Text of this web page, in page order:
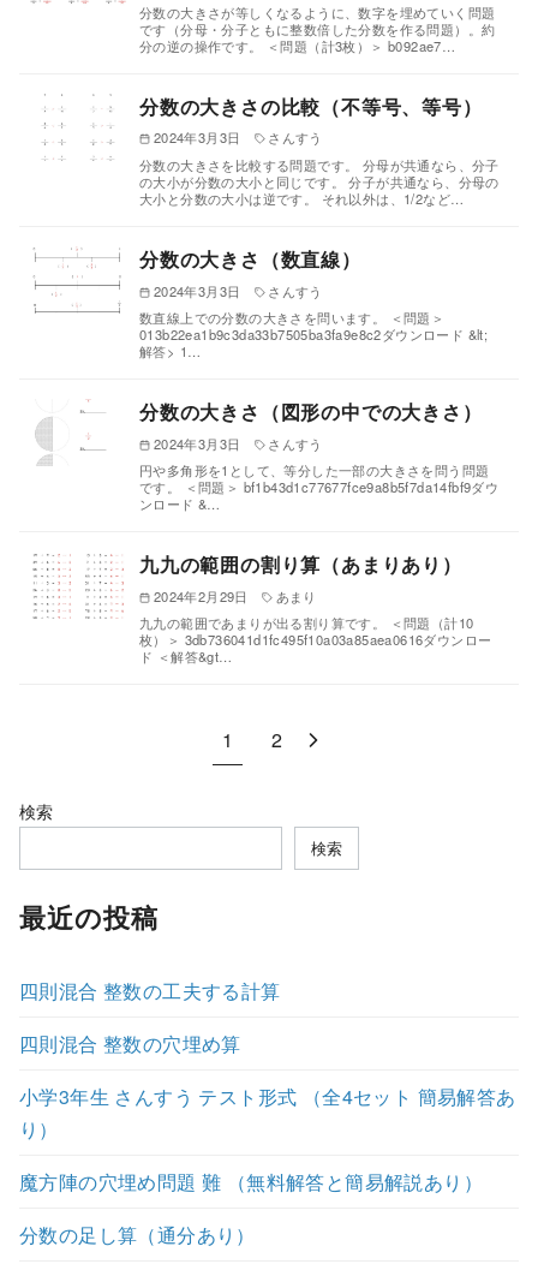
分数の大きさが等しくなるように、数字を埋めていく問題
です（分母・分子ともに整数倍した分数を作る問題）。約
分の逆の操作です。 ＜問題（計3枚）＞ b092ae7…
分数の大きさの比較（不等号、等号）
2024年3月3日
さんすう
分数の大きさを比較する問題です。 分母が共通なら、分子
の大小が分数の大小と同じです。 分子が共通なら、分母の
大小と分数の大小は逆です。 それ以外は、1/2など…
分数の大きさ（数直線）
2024年3月3日
さんすう
数直線上での分数の大きさを問います。 ＜問題＞
013b22ea1b9c3da33b7505ba3fa9e8c2ダウンロード &lt;
解答> 1…
分数の大きさ（図形の中での大きさ）
2024年3月3日
さんすう
円や多角形を1として、等分した一部の大きさを問う問題
です。 ＜問題＞ bf1b43d1c77677fce9a8b5f7da14fbf9ダウ
ンロード &…
九九の範囲の割り算（あまりあり）
2024年2月29日
あまり
九九の範囲であまりが出る割り算です。 ＜問題（計10
枚）＞ 3db736041d1fc495f10a03a85aea0616ダウンロー
ド ＜解答&gt…
1 2
検索
検索
最近の投稿
四則混合 整数の工夫する計算
四則混合 整数の穴埋め算
小学3年生 さんすう テスト形式 （全4セット 簡易解答あ
り）
魔方陣の穴埋め問題 難 （無料解答と簡易解説あり）
分数の足し算（通分あり）